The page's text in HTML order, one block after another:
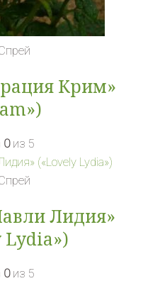
Крим»
0из 5
Лидия»
Lydia»)
0из 5